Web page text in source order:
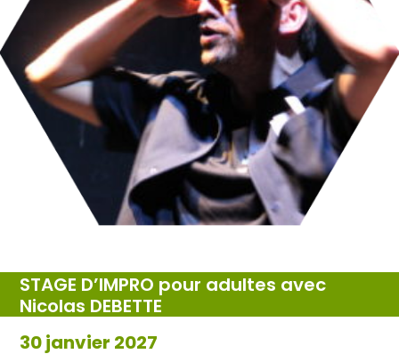
STAGE D’IMPRO pour adultes avec
Nicolas DEBETTE
30 janvier 2027